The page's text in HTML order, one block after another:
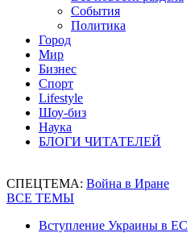
События
Политика
Город
Мир
Бизнес
Спорт
Lifestyle
Шоу-биз
Наука
БЛОГИ ЧИТАТЕЛЕЙ
СПЕЦТЕМА: Война в Иране
ВСЕ ТЕМЫ
Вступление Украины в ЕС